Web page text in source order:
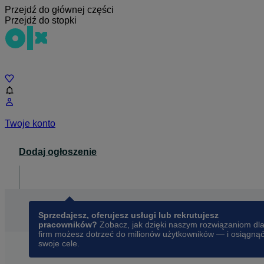
Przejdź do głównej części
Przejdź do stopki
Twoje konto
Dodaj ogłoszenie
Sprzedajesz, oferujesz usługi lub rekrutujesz
pracowników? Zobacz, jak dzięki naszym rozwiązaniom dla
firm możesz dotrzeć do milionów użytkowników — i osiągnąć
swoje cele.